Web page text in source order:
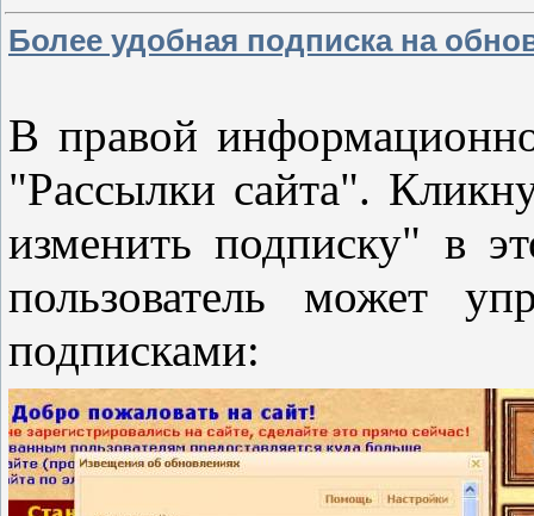
Более удобная подписка на
В правой
"Рассылки сайта".
изменить подписку" в
пользователь может
подписками: